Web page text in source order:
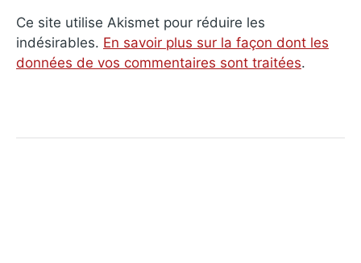
Ce site utilise Akismet pour réduire les
indésirables. En savoir plus sur la façon dont les
données de vos commentaires sont traitées.